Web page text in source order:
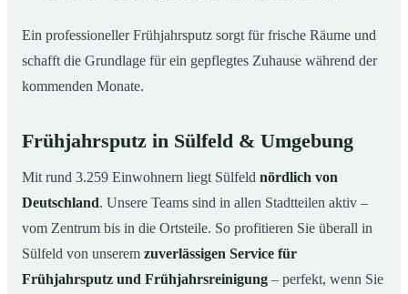
Ein professioneller Frühjahrsputz sorgt für frische Räume und
schafft die Grundlage für ein gepflegtes Zuhause während der
kommenden Monate.
Frühjahrsputz in Sülfeld & Umgebung
Mit rund 3.259 Einwohnern liegt Sülfeld nördlich von
Deutschland. Unsere Teams sind in allen Stadtteilen aktiv –
vom Zentrum bis in die Ortsteile. So profitieren Sie überall in
Sülfeld von unserem zuverlässigen Service für
Frühjahrsputz und Frühjahrsreinigung – perfekt, wenn Sie